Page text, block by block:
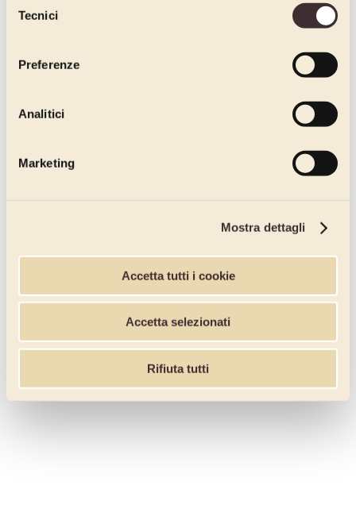
delTecnici
Preferenze
Analitici
Marketing
Mostra dettagli
Accetta tutti i cookie
Accetta selezionati
Rifiuta tutti